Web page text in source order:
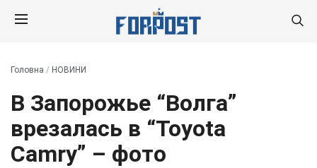
Головна / НОВИНИ
В Запорожье “Волга”
врезалась в “Toyota
Camry” – фото